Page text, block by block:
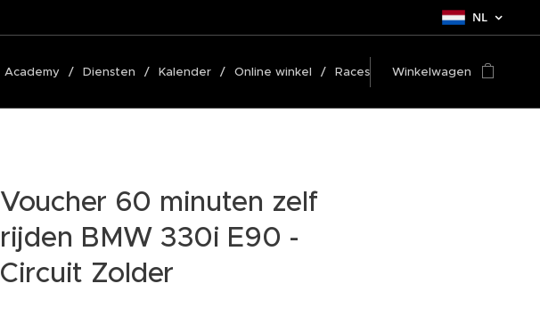
NL
Academy Diensten Kalender Online winkel Races Winkelwagen
Voucher 60 minuten zelf
rijden BMW 330i E90 -
Circuit Zolder